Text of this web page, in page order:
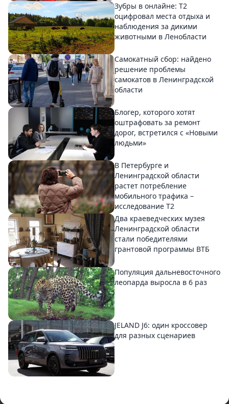
Зубры в онлайне: Т2
оцифровал места отдыха и
наблюдения за дикими
животными в Ленобласти
Самокатный сбор: найдено
решение проблемы
самокатов в Ленинградской
области
Блогер, которого хотят
оштрафовать за ремонт
дорог, встретился с «Новыми
людьми»
В Петербурге и
Ленинградской области
растет потребление
мобильного трафика –
исследование T2
Два краеведческих музея
Ленинградской области
стали победителями
грантовой программы ВТБ
Популяция дальневосточного
леопарда выросла в 6 раз
JELAND J6: один кроссовер
для разных сценариев